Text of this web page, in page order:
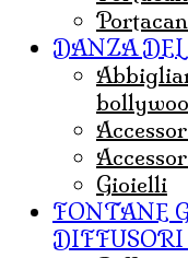
DANZA
abbigliamento danza del ventre e
Gioielli
FONTANE GIARDINI ZEN E
DIFFUSORI